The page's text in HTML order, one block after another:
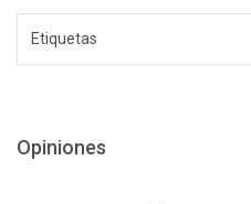
Etiquetas
Opiniones